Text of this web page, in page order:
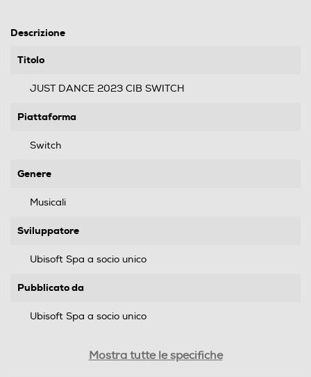
Descrizione
Titolo
JUST DANCE 2023 CIB SWITCH
Piattaforma
Switch
Genere
Musicali
Sviluppatore
Ubisoft Spa a socio unico
Pubblicato da
Ubisoft Spa a socio unico
Mostra tutte le specifiche